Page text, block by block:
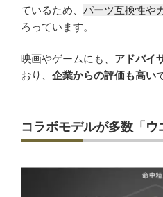
ているため、 パーツ互換性や
ろっています。
映画やゲームにも、 アドバイ
おり、 企業からの評価も高い
コラボモデルが多数「ウ